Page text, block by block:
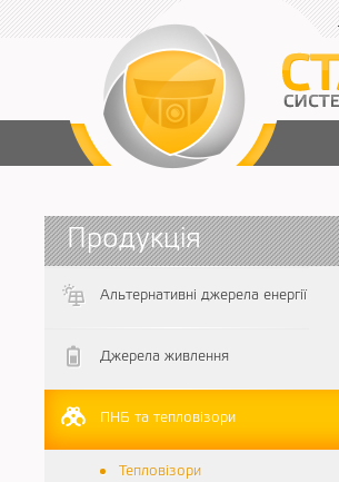
Продукція
Альтернативні джерела енергії
Джерела живлення
ПНБ та тепловізори
Тепловізори